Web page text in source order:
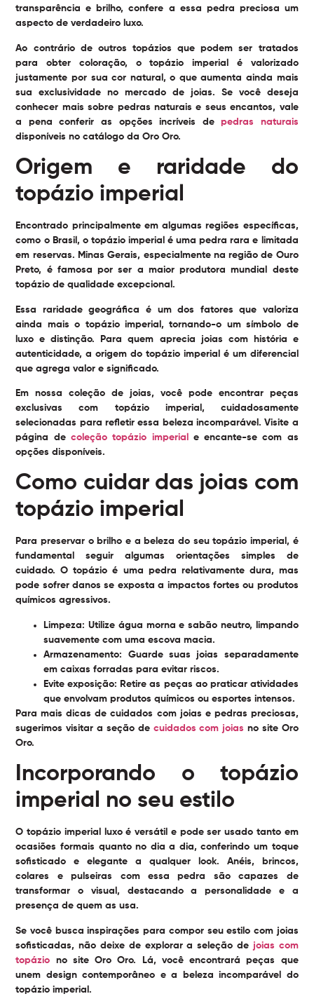
transparência e brilho, confere a essa pedra preciosa um
aspecto de verdadeiro luxo.
Ao contrário de outros topázios que podem ser tratados
para obter coloração, o topázio imperial é valorizado
justamente por sua cor natural, o que aumenta ainda mais
sua exclusividade no mercado de joias. Se você deseja
conhecer mais sobre pedras naturais e seus encantos, vale
a pena conferir as opções incríveis depedras naturais
disponíveis no catálogo da Oro Oro.
Origem e raridade do
topázio imperial
Encontrado principalmente em algumas regiões específicas,
como o Brasil, o topázio imperial é uma pedra rara e limitada
em reservas. Minas Gerais, especialmente na região de Ouro
Preto, é famosa por ser a maior produtora mundial deste
topázio de qualidade excepcional.
Essa raridade geográfica é um dos fatores que valoriza
ainda mais o topázio imperial, tornando-o um símbolo de
luxo e distinção. Para quem aprecia joias com história e
autenticidade, a origem do topázio imperial é um diferencial
que agrega valor e significado.
Em nossa coleção de joias, você pode encontrar peças
exclusivas com topázio imperial, cuidadosamente
selecionadas para refletir essa beleza incomparável. Visite a
página de coleção topázio imperial
e encante-se com as
opções disponíveis.
Como cuidar das joias com
topázio imperial
Para preservar o brilho e a beleza do seu topázio imperial, é
fundamental seguir algumas orientações simples de
cuidado. O topázio é uma pedra relativamente dura, mas
pode sofrer danos se exposta a impactos fortes ou produtos
químicos agressivos.
Limpeza: Utilize água morna e sabão neutro, limpando
suavemente com uma escova macia.
Armazenamento: Guarde suas joias separadamente
em caixas forradas para evitar riscos.
Evite exposição: Retire as peças ao praticar atividades
que envolvam produtos químicos ou esportes intensos.
Para mais dicas de cuidados com joias e pedras preciosas,
sugerimos visitar a seção de cuidados com joias no site Oro
Oro.
Incorporando o topázio
imperial no seu estilo
O topázio imperial luxo é versátil e pode ser usado tanto em
ocasiões formais quanto no dia a dia, conferindo um toque
sofisticado e elegante a qualquer look. Anéis, brincos,
colares e pulseiras com essa pedra são capazes de
transformar o visual, destacando a personalidade e a
presença de quem as usa.
Se você busca inspirações para compor seu estilo com joias
sofisticadas, não deixe de explorar a seleção de joias com
topázio no site Oro Oro. Lá, você encontrará peças que
unem design contemporâneo e a beleza incomparável do
topázio imperial.